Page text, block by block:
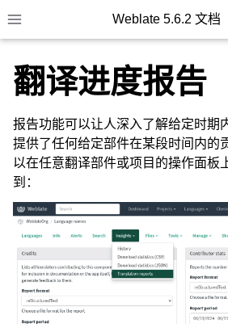
Toggle site navigation sidebar
Weblate 5.6.2 文档
翻译进度报告
报告功能可以让人深入了解给定时期
提供了任何给定部件在某段时间内的
以在任意翻译部件或项目的操作面板
到：